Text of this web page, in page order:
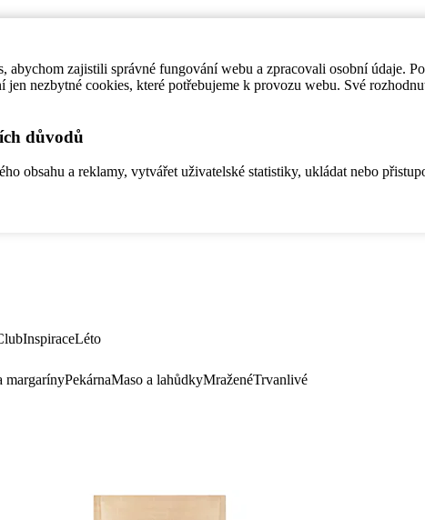
abychom zajistili správné fungování webu a zpracovali osobní údaje.
nezbytné cookies, které potřebujeme k provozu webu. Své
důvodů
obsahu a reklamy, vytvářet uživatelské statistiky, ukládat nebo
InspiraceLéto
margarínyPekárnaMaso a lahůdkyMraženéTrvanlivé